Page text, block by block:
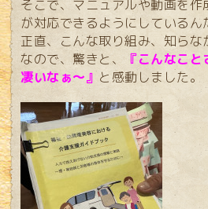
そこで、マニュアルや動画を作
が対応できるようにしているん
正直、こんな取り組み、知らな
なので、驚きと、 『こんなこと
凄いなぁ～』と感動しました。